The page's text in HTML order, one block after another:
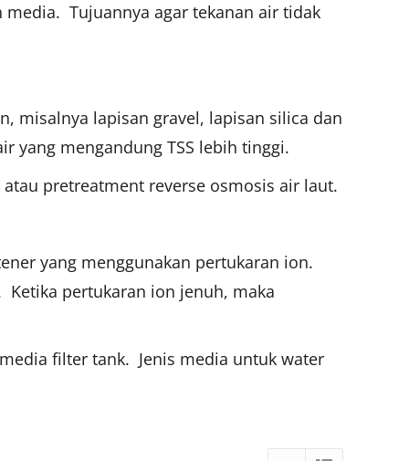
Tujuannya agar tekanan air tidak
misalnya lapisan gravel, lapisan silica dan
yang mengandung TSS lebih tinggi.
pretreatment reverse osmosis air laut.
yang menggunakan pertukaran ion.
pertukaran ion jenuh, maka
filter tank. Jenis media untuk water